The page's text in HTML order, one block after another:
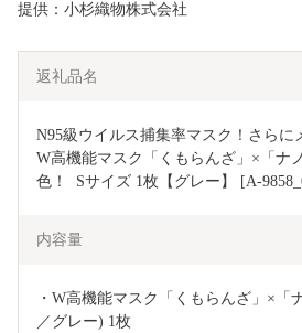
提供：小杉織物株式会社
返礼品名
N95級ウイルス捕集率マスク！さらに
W高機能マスク「くもらんざ」×「ナ
色！  Sサイズ 1枚【グレー】 [A-
内容量
・W高機能マスク「くもらんざ」×「
／グレー) 1枚